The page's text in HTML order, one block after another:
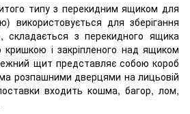
типу з перекидним ящиком для
використовується для зберігання
складається з перекидного ящика
кришкою і закріпленого над ящиком
щит представляє собою короб
розпашними дверцями на лицьовій
входить кошма, багор, лом,